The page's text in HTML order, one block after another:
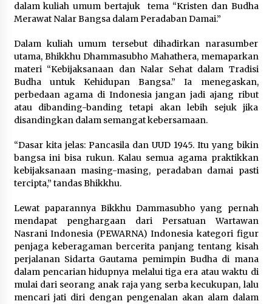
dalam kuliah umum bertajuk tema “Kristen dan Budha
Merawat Nalar Bangsa dalam Peradaban Damai.”
Dalam kuliah umum tersebut dihadirkan narasumber
utama, Bhikkhu Dhammasubho Mahathera, memaparkan
materi “Kebijaksanaan dan Nalar Sehat dalam Tradisi
Budha untuk Kehidupan Bangsa.” Ia menegaskan,
perbedaan agama di Indonesia jangan jadi ajang ribut
atau dibanding-banding tetapi akan lebih sejuk jika
disandingkan dalam semangat kebersamaan.
“Dasar kita jelas: Pancasila dan UUD 1945. Itu yang bikin
bangsa ini bisa rukun. Kalau semua agama praktikkan
kebijaksanaan masing-masing, peradaban damai pasti
tercipta,” tandas Bhikkhu.
Lewat paparannya Bikkhu Dammasubho yang pernah
mendapat penghargaan dari Persatuan Wartawan
Nasrani Indonesia (PEWARNA) Indonesia kategori figur
penjaga keberagaman bercerita panjang tentang kisah
perjalanan Sidarta Gautama pemimpin Budha di mana
dalam pencarian hidupnya melalui tiga era atau waktu di
mulai dari seorang anak raja yang serba kecukupan, lalu
mencari jati diri dengan pengenalan akan alam dalam